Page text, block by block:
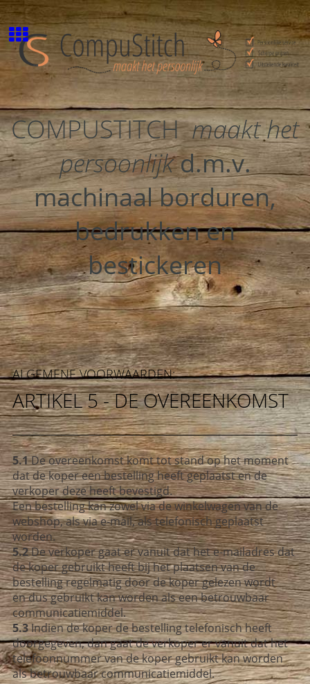
COMPUSTITCHmaakt het
persoonlijkd.m.v.
machinaal borduren,
bedrukken en
bestickeren
ALGEMENE VOORWAARDEN:
ARTIKEL 5 - DE OVEREENKOMST
5.1De overeenkomst komt tot stand op het moment
dat de koper een bestellingheeft geplaatst en de
verkoper deze heeft bevestigd.
Een bestelling kan zowel via de winkelwagen van de
webshop, als via e-mail,als telefonisch geplaatst
worden.
5.2De verkoper gaat er vanuit dat het e-mailadres dat
de koper gebruikt heeftbij het plaatsen van de
bestelling regelmatig door de koper gelezen wordt
endus gebruikt kan worden als een betrouwbaar
communicatiemiddel.
5.3Indien de koper de bestelling telefonisch heeft
doorgegeven, dangaat de verkoper er vanuit dat het
telefoonnummer van dekoper gebruikt kan worden
als betrouwbaar communicatiemiddel.